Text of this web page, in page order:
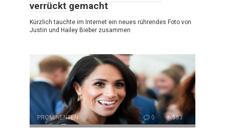
verrückt gemacht
Kürzlich tauchte im Internet ein neues rührendes Foto von
Justin und Hailey Bieber zusammen
PROMINENTEN 0 583